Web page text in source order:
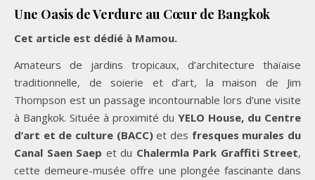
Une Oasis de Verdure au Cœur de Bangkok
Cet article est dédié à Mamou.
Amateurs de jardins tropicaux, d’architecture thaïaise
traditionnelle, de soierie et d’art, la maison de Jim
Thompson est un passage incontournable lors d’une visite
à Bangkok. Située à proximité du YELO House, du Centre
d’art et de culture (BACC)et des fresques murales du
Canal Saen Saep et du Chalermla Park Graffiti Street,
cette demeure-musée offre une plongée fascinante dans